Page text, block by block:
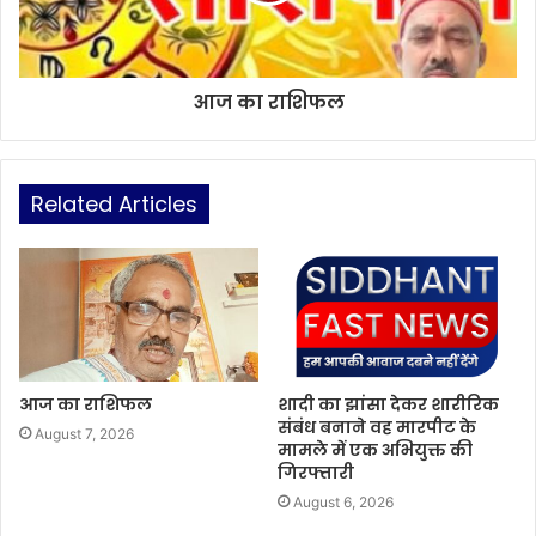
आज का राशिफल
Related Articles
आज का राशिफल
August 7, 2026
शादी का झांसा देकर शारीरिक
संबंध बनाने वह मारपीट के
मामले में एक अभियुक्त की
गिरफ्तारी
August 6, 2026